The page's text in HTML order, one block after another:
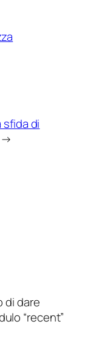
sfida di
→
di dare
“recent”